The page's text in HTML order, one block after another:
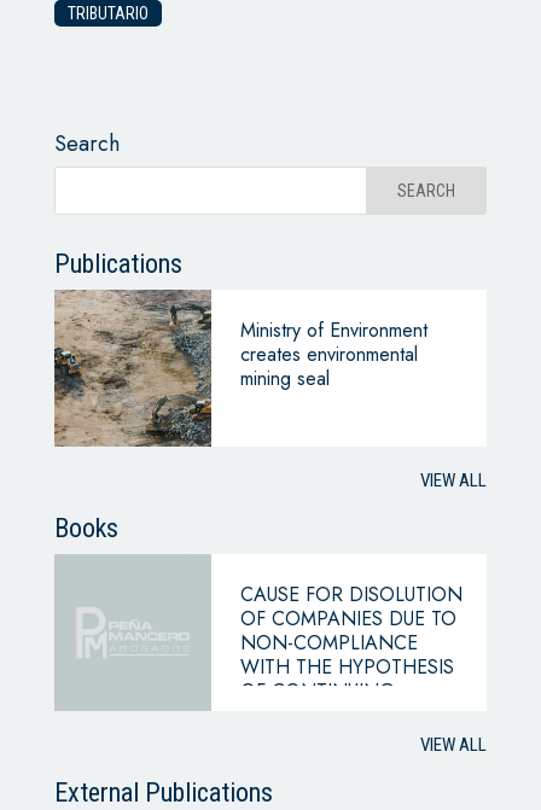
TRIBUTARIO
Search
Publications
Ministry of Environment
creates environmental
mining seal
VIEW ALL
Books
CAUSE FOR DISOLUTION
OF COMPANIES DUE TO
NON-COMPLIANCE
WITH THE HYPOTHESIS
OF CONTINUING
VIEW ALL
External Publications